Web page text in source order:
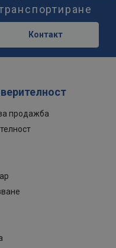
на безопасност:
Контакт
продажба